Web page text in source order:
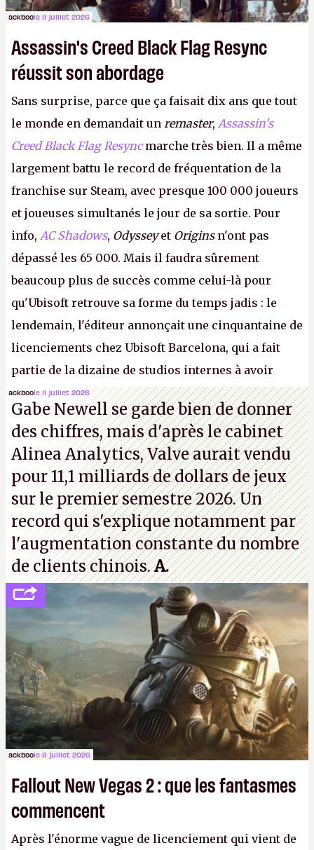
ackboole 11 juillet 2026
Assassin's Creed Black Flag Resync
réussit son abordage
Sans surprise, parce que ça faisait dix ans que tout
le monde en demandait un remaster, Assassin's
Creed Black Flag Resyncmarche très bien. Il a même
largement battu le record de fréquentation de la
franchise sur Steam, avec presque 100 000 joueurs
et joueuses simultanés le jour de sa sortie. Pour
info, AC Shadows, Odysseyet Originsn'ont pas
dépassé les 65 000. Mais il faudra sûrement
beaucoup plus de succès comme celui-là pour
qu'Ubisoft retrouve sa forme du temps jadis : le
lendemain, l'éditeur annonçait une cinquantaine de
licenciements chez Ubisoft Barcelona, qui a fait
partie de la dizaine de studios internes à avoir
travaillé sur cetAssassin's Creedsous la direction
d'Ubisoft Singapour.A.
ackboole 11 juillet 2026
Gabe Newell se garde bien de donner
des chiffres, mais d'après le cabinet
Alinea Analytics, Valve aurait vendu
pour 11,1 milliards de dollars de jeux
sur le premier semestre 2026. Un
record qui s'explique notamment par
l'augmentation constante du nombre
de clients chinois.A.
ackboole 9 juillet 2026
Fallout New Vegas 2 : que les fantasmes
commencent
Après l'énorme vague de licenciement qui vient de